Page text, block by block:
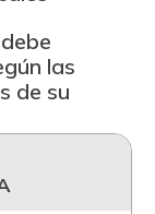
las
de su